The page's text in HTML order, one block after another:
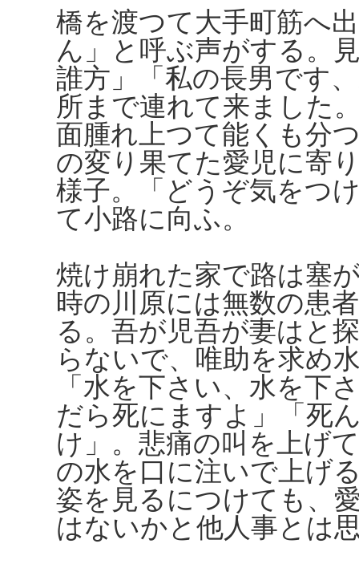
橋を渡つて大手町筋へ
ん」と呼ぶ声がする。
誰方」「私の長男です
所まで連れて来ました
面腫れ上つて能くも分
の変り果てた愛児に寄
様子。「どうぞ気をつ
て小路に向ふ。
焼け崩れた家で路は塞
時の川原には無数の患
る。吾が児吾が妻はと
らないで、唯助を求め
「水を下さい、水を下
だら死にますよ」「死
け」。悲痛の叫を上げ
の水を口に注いで上げ
姿を見るにつけても、
はないかと他人事とは